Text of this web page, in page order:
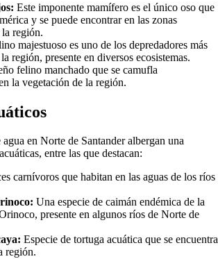
Este imponente mamífero es el único oso que
y se puede encontrar en las zonas
la región.
majestuoso es uno de los depredadores más
región, presente en diversos ecosistemas.
felino manchado que se camufla
la vegetación de la región.
en Norte de Santander albergan una
entre las que destacan:
carnívoros que habitan en las aguas de los ríos
Una especie de caimán endémica de la
presente en algunos ríos de Norte de
Especie de tortuga acuática que se encuentra
región.